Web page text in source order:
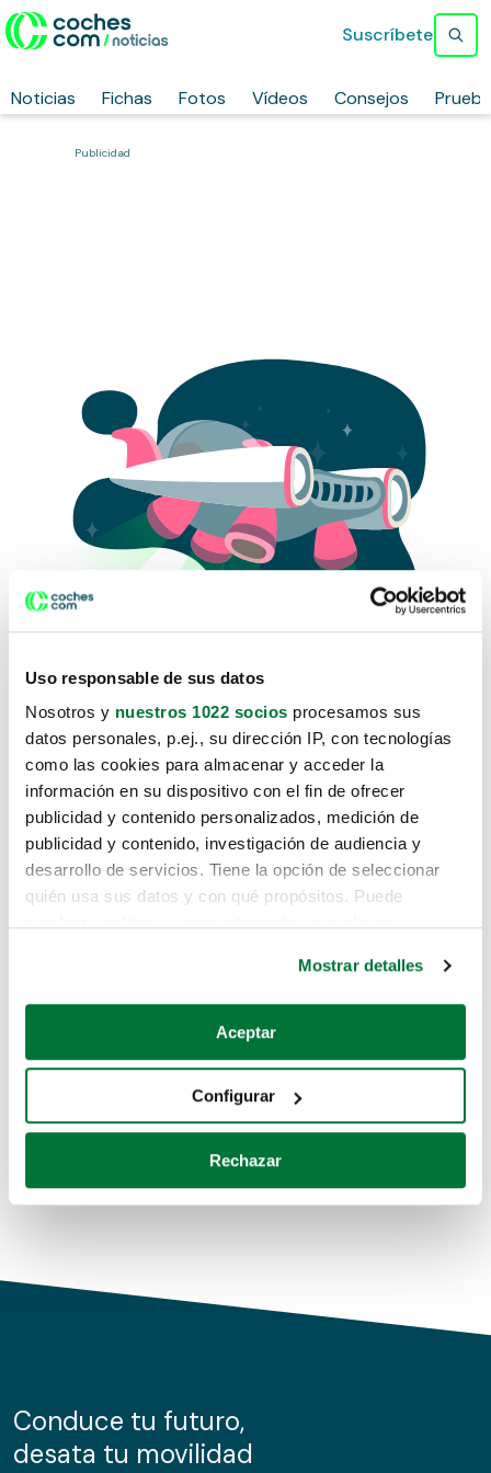
Uso responsable de sus datos
Nosotros y nuestros 1022 socios procesamos sus
datos personales, p.ej., su dirección IP, con tecnologías
como las cookies para almacenar y acceder la
información en su dispositivo con el fin de ofrecer
publicidad y contenido personalizados, medición de
publicidad y contenido, investigación de audiencia y
desarrollo de servicios. Tiene la opción de seleccionar
quién usa sus datos y con qué propósitos. Puede
Si lo permite, también quisiéramos:
Recopilar información sobre su ubicación geográfica
Identificar su dispositivo analizándolo activamente
para buscar características específicas (huellas
Obtenga más información sobre cómo se procesan sus
de cookies.
información sobre el uso que haga del sitio web con
nuestros partners de redes sociales, publicidad y análisis
Mostrar detalles
Aceptar
Configurar
Rechazar
Noticias Fichas Fotos Vídeos Consejos
Suscríbete
Publicidad
Lo sentimos, no sabemos como
te hemos traido hasta aquí.
Pero puedes encontrar el coche que estás
buscando en alguno de estos enlaces:
Coches de segunda mano
Coches de km0
Conduce tu futuro,
desata tu movilidad